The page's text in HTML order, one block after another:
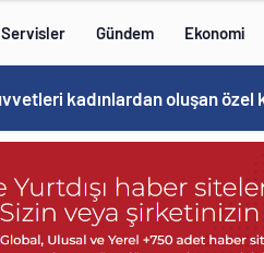
Servisler Gündem Ekonomi